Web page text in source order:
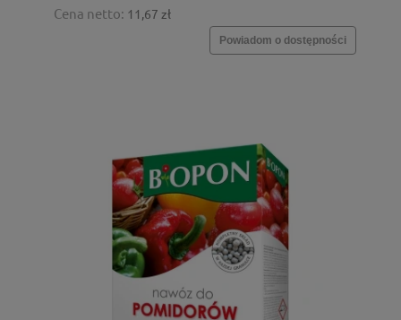
Cena netto: 11,67 zł
Powiadom o dostępności